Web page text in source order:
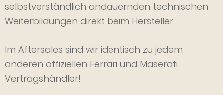
selbstverständlich andauernden technischen
Weiterbildungen direkt beim Hersteller.
Im Aftersales sind wir identisch zu jedem
anderen offiziellen Ferrari und Maserati
Vertragshändler!